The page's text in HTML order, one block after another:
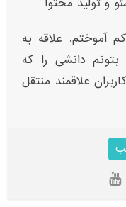
آموختم. علاقه به
بتونم دانشی را که
علاقمند منتقل